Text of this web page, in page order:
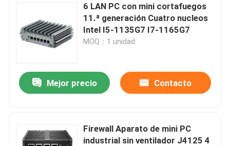
6 LAN PC con mini cortafuegos
11.ª generación Cuatro nucleos
Intel I5-1135G7 I7-1165G7
MOQ：1 unidad
Mejor precio Contacto
Firewall Aparato de mini PC
industrial sin ventilador J4125 4